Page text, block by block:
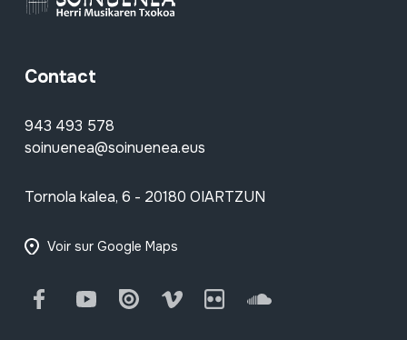
Contact
943 493 578
soinuenea@soinuenea.eus
Tornola kalea, 6 - 20180 OIARTZUN
Voir sur Google Maps
FacebookYoutube Issuu Vimeo Flickr SoundCloud